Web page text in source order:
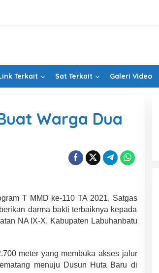
Terkait Sat Terkait Galeri Video
Warga Dua
T MMD ke-110 TA 2021, Satgas
darma bakti terbaiknya kepada
NA IX-X, Kabupaten Labuhanbatu
meter yang membuka akses jalur
menuju Dusun Huta Baru di